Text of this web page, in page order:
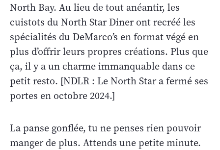
North Bay. Au lieu de tout anéantir, les
cuistots du North Star Diner ont recréé les
spécialités du DeMarco’s en format végé en
plus d’offrir leurs propres créations. Plus que
ça, il y a un charme immanquable dans ce
petit resto. [NDLR : Le North Star a fermé ses
portes en octobre 2024.]
La panse gonflée, tu ne penses rien pouvoir
manger de plus. Attends une petite minute.